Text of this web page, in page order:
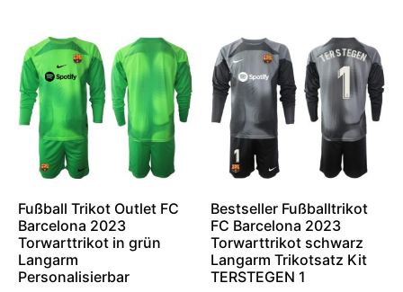
Fußball Trikot Outlet FC
Barcelona 2023
Torwarttrikot in grün
Langarm
Personalisierbar
Bestseller Fußballtrikot
FC Barcelona 2023
Torwarttrikot schwarz
Langarm Trikotsatz Kit
TERSTEGEN 1